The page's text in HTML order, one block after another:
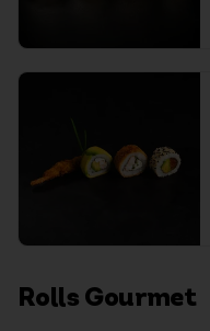
Rolls Gourmet